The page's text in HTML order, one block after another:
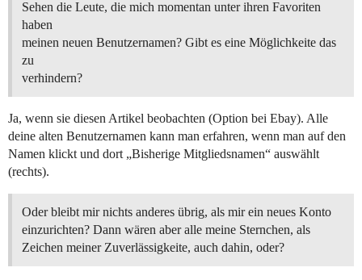
Sehen die Leute, die mich momentan unter ihren Favoriten
haben
meinen neuen Benutzernamen? Gibt es eine Möglichkeite das
zu
verhindern?
Ja, wenn sie diesen Artikel beobachten (Option bei Ebay). Alle
deine alten Benutzernamen kann man erfahren, wenn man auf den
Namen klickt und dort „Bisherige Mitgliedsnamen“ auswählt
(rechts).
Oder bleibt mir nichts anderes übrig, als mir ein neues Konto
einzurichten? Dann wären aber alle meine Sternchen, als
Zeichen meiner Zuverlässigkeite, auch dahin, oder?